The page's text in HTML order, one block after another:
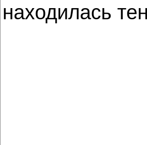
находилась